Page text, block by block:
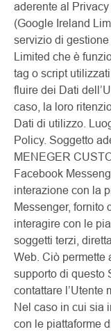
aderente al
(Google Ireland
servizio di
Limited che è
tag o script
fluire dei Dati
caso, la loro
Dati di utilizzo.
Policy. Soggetto
MENEGER
Facebook
interazione con la
Messenger, fornito
interagire con le
soggetti terzi,
Web. Ciò permette
supporto di questo
contattare l’Utente
Nel caso in cui sia
con le piattaforme